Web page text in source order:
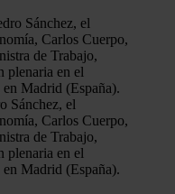
Sánchez, el
Carlos Cuerpo,
de Trabajo,
plenaria en el
Madrid (España).